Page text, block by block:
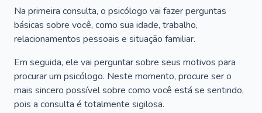
Na primeira consulta, o psicólogo vai fazer perguntas
básicas sobre você, como sua idade, trabalho,
relacionamentos pessoais e situação familiar.
Em seguida, ele vai perguntar sobre seus motivos para
procurar um psicólogo. Neste momento, procure ser o
mais sincero possível sobre como você está se sentindo,
pois a consulta é totalmente sigilosa.